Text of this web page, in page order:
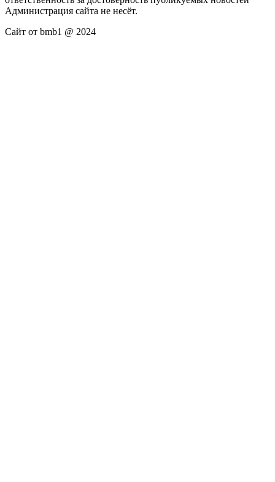
Администрация сайта не несёт.
Сайт от bmb1 @ 2024